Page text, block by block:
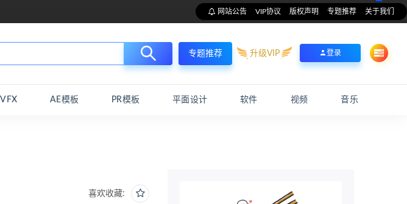
网站公告 VIP协议 版权声明 专题推荐 关于我们
专题推荐 升级VIP 登录
VFX AE模板 PR模板 平面设计 软件 视频 音乐
喜欢收藏: